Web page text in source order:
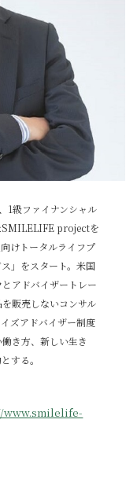
級ファイナンシャル
SMILELIFE projectを
けトータルライフプ
」をスタート。米国
アドバイザートレー
販売しないコンサル
ズアドバイザー制度
き方、新しい生き
する。
www.smilelife-